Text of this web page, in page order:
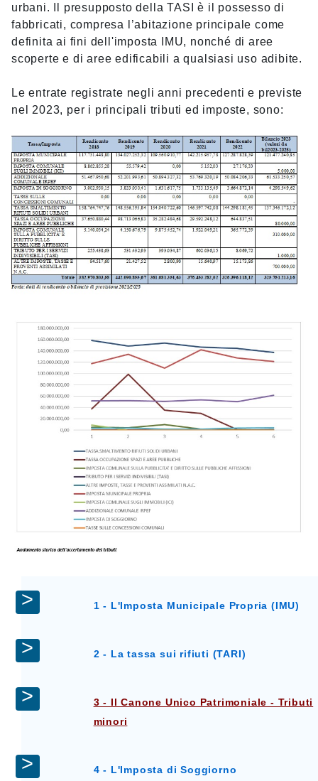
urbani. Il presupposto della TASI è il possesso di
fabbricati, compresa l’abitazione principale come
definita ai fini dell'imposta IMU, nonché di aree
scoperte e di aree edificabili a qualsiasi uso adibite.
Le entrate registrate negli anni precedenti e previste
nel 2023, per i principali tributi ed imposte, sono:
1 - L'Imposta Municipale Propria (IMU)
2 - La tassa sui rifiuti (TARI)
3 - Il Canone Unico Patrimoniale - Tributi
minori
4 - L'Imposta di Soggiorno